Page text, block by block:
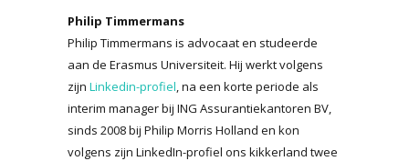
Philip Timmermans
Philip Timmermans is advocaat en studeerde
aan de Erasmus Universiteit. Hij werkt volgens
zijn Linkedin-profiel, na een korte periode als
interim manager bij ING Assurantiekantoren BV,
sinds 2008 bij Philip Morris Holland en kon
volgens zijn LinkedIn-profiel ons kikkerland twee